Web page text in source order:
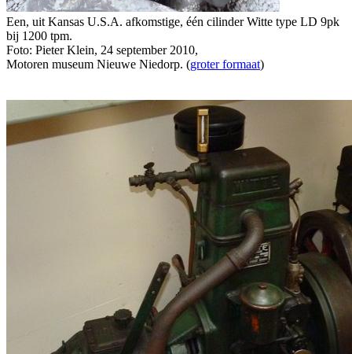
Een, uit Kansas U.S.A. afkomstige, één cilinder Witte type LD 9pk
bij 1200 tpm.
Foto: Pieter Klein, 24 september 2010,
Motoren museum Nieuwe Niedorp. (groter formaat)